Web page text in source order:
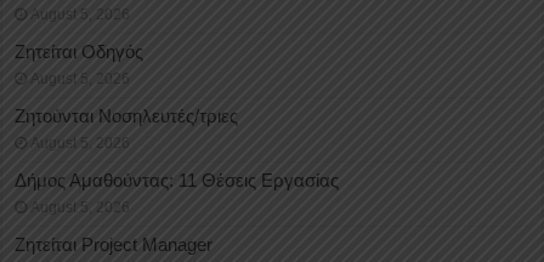
August 5, 2026
Ζητείται Οδηγός
August 5, 2026
Ζητούνται Νοσηλευτές/τριες
August 5, 2026
Δήμος Αμαθούντας: 11 Θέσεις Εργασίας
August 5, 2026
Ζητείται Project Manager